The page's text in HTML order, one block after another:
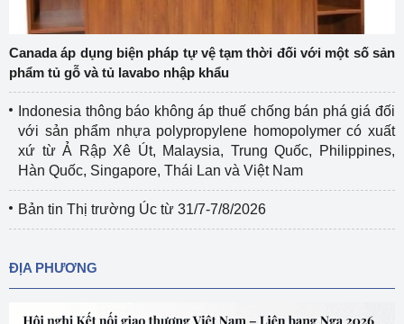
Canada áp dụng biện pháp tự vệ tạm thời đối với một số sản
phẩm tủ gỗ và tủ lavabo nhập khẩu
Indonesia thông báo không áp thuế chống bán phá giá đối
với sản phẩm nhựa polypropylene homopolymer có xuất
xứ từ Ả Rập Xê Út, Malaysia, Trung Quốc, Philippines,
Hàn Quốc, Singapore, Thái Lan và Việt Nam
Bản tin Thị trường Úc từ 31/7-7/8/2026
ĐỊA PHƯƠNG